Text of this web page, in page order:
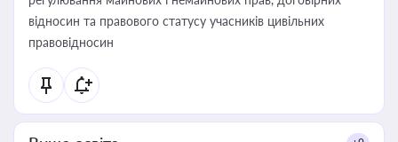
відносин та правового статусу учасників цивільних
правовідносин